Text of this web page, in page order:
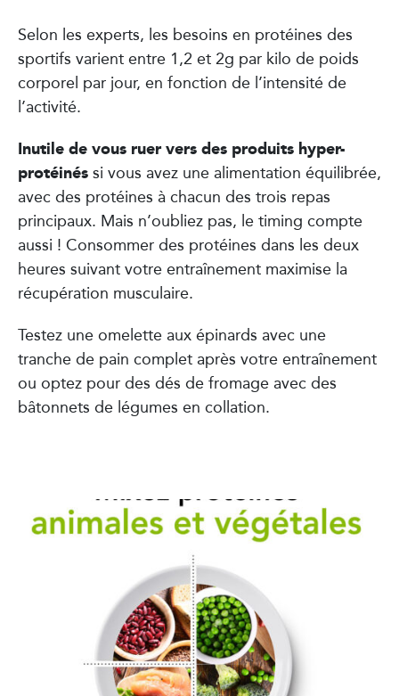
Selon les experts, les besoins en protéines des
sportifs varient entre 1,2 et 2g par kilo de poids
corporel par jour, en fonction de l’intensité de
l’activité.
Inutile de vous ruer vers des produits hyper-
protéinéssi vous avez une alimentation équilibrée,
avec des protéines à chacun des trois repas
principaux. Mais n’oubliez pas, le timing compte
aussi ! Consommer des protéines dans les deux
heures suivant votre entraînement maximise la
récupération musculaire.
Testez une omelette aux épinards avec une
tranche de pain complet après votre entraînement
ou optez pour des dés de fromage avec des
bâtonnets de légumes en collation.